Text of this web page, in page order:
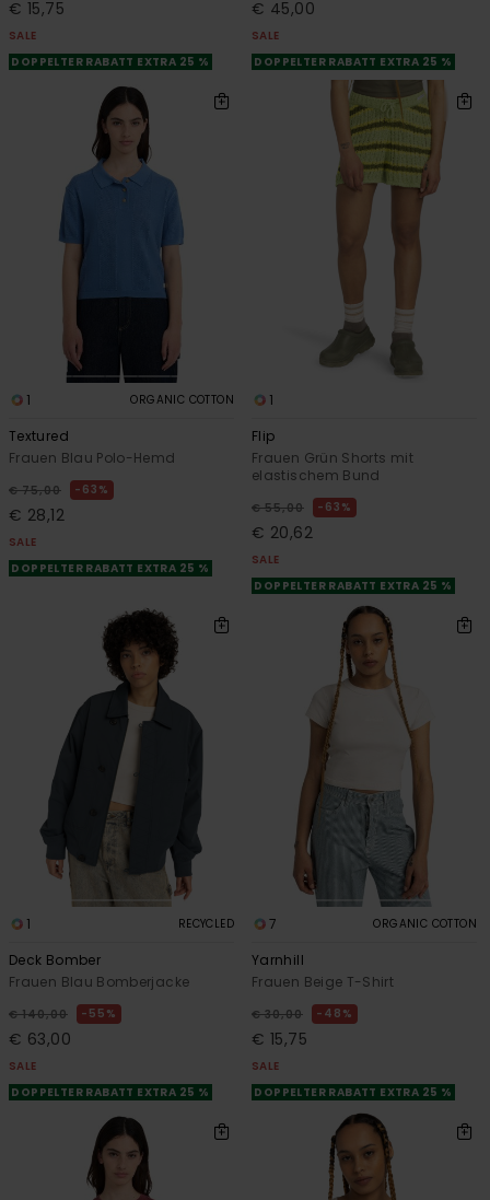
€ 15,75
SALE
DOPPELTER RABATT EXTRA 25 %
€ 45,00
SALE
DOPPELTER RABATT EXTRA 25 %
1 ORGANIC COTTON
Textured
Frauen Blau Polo-Hemd
€ 75,00 63%
€ 28,12
SALE
DOPPELTER RABATT EXTRA 25 %
1
Flip
Frauen Grün Shorts mit
elastischem Bund
€ 55,00 63%
€ 20,62
SALE
DOPPELTER RABATT EXTRA 25 %
1 RECYCLED
Deck Bomber
Frauen Blau Bomberjacke
€ 140,00 55%
€ 63,00
SALE
DOPPELTER RABATT EXTRA 25 %
7 ORGANIC COTTON
Yarnhill
Frauen Beige T-Shirt
€ 30,00 48%
€ 15,75
SALE
DOPPELTER RABATT EXTRA 25 %